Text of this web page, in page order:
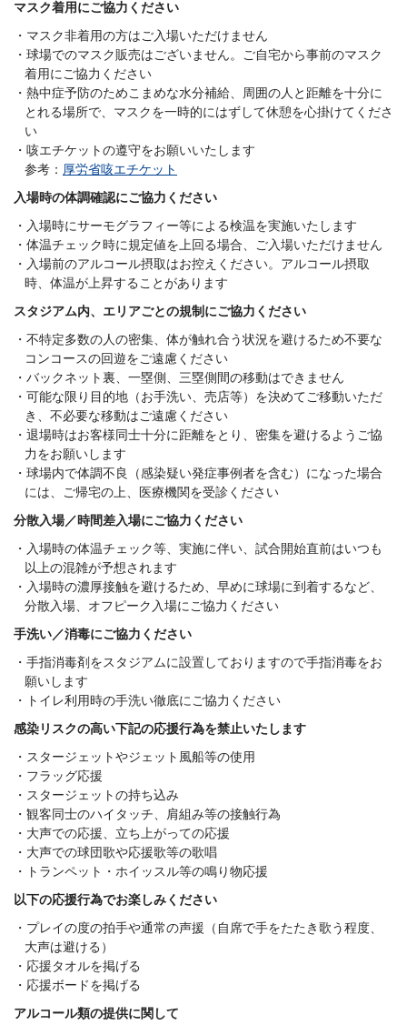
マスク着用にご協力ください
マスク非着用の方はご入場いただけません
球場でのマスク販売はございません。ご自宅から事前のマスク
着用にご協力ください
熱中症予防のためこまめな水分補給、周囲の人と距離を十分に
とれる場所で、マスクを一時的にはずして休憩を心掛けてくださ
い
咳エチケットの遵守をお願いいたします
参考： 厚労省咳エチケット
入場時の体調確認にご協力ください
入場時にサーモグラフィー等による検温を実施いたします
体温チェック時に規定値を上回る場合、ご入場いただけません
入場前のアルコール摂取はお控えください。アルコール摂取
時、体温が上昇することがあります
スタジアム内、エリアごとの規制にご協力ください
不特定多数の人の密集、体が触れ合う状況を避けるため不要な
コンコースの回遊をご遠慮ください
バックネット裏、一塁側、三塁側間の移動はできません
可能な限り目的地（お手洗い、売店等）を決めてご移動いただ
き、不必要な移動はご遠慮ください
退場時はお客様同士十分に距離をとり、密集を避けるようご協
力をお願いします
球場内で体調不良（感染疑い発症事例者を含む）になった場合
には、ご帰宅の上、医療機関を受診ください
分散入場／時間差入場にご協力ください
入場時の体温チェック等、実施に伴い、試合開始直前はいつも
以上の混雑が予想されます
入場時の濃厚接触を避けるため、早めに球場に到着するなど、
分散入場、オフピーク入場にご協力ください
手洗い／消毒にご協力ください
手指消毒剤をスタジアムに設置しておりますので手指消毒をお
願いします
トイレ利用時の手洗い徹底にご協力ください
感染リスクの高い下記の応援行為を禁止いたします
スタージェットやジェット風船等の使用
フラッグ応援
スタージェットの持ち込み
観客同士のハイタッチ、肩組み等の接触行為
大声での応援、立ち上がっての応援
大声での球団歌や応援歌等の歌唱
トランペット・ホイッスル等の鳴り物応援
以下の応援行為でお楽しみください
プレイの度の拍手や通常の声援（自席で手をたたき歌う程度、
大声は避ける）
応援タオルを掲げる
応援ボードを掲げる
アルコール類の提供に関して